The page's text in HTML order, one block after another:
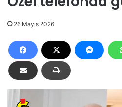
26 Mayıs 2026